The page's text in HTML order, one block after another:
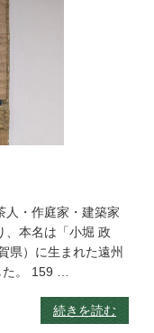
人・作庭家・建築家
、本名は「小堀 政
県）に生まれた遠州
。 159 …
続きを読む